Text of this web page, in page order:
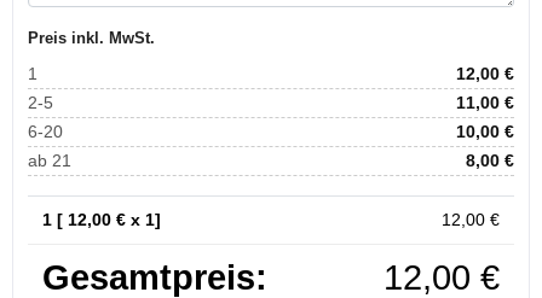
Preis inkl. MwSt.
1 12,00€
2-5
11,00€
6-20
10,00€
ab 21
8,00€
1 [ 12,00€ x 1] 12,00€
Gesamtpreis: 12,00 €